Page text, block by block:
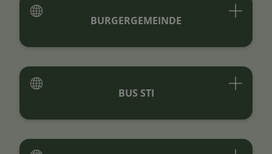
BURGERGEMEINDE
BUS STI